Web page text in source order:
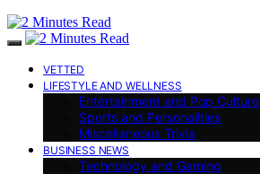
VETTED
LIFESTYLE AND WELLNESS
Entertainment and Pop Culture
Sports and Personalities
Miscellaneous Trivia
BUSINESS NEWS
Technology and Gaming